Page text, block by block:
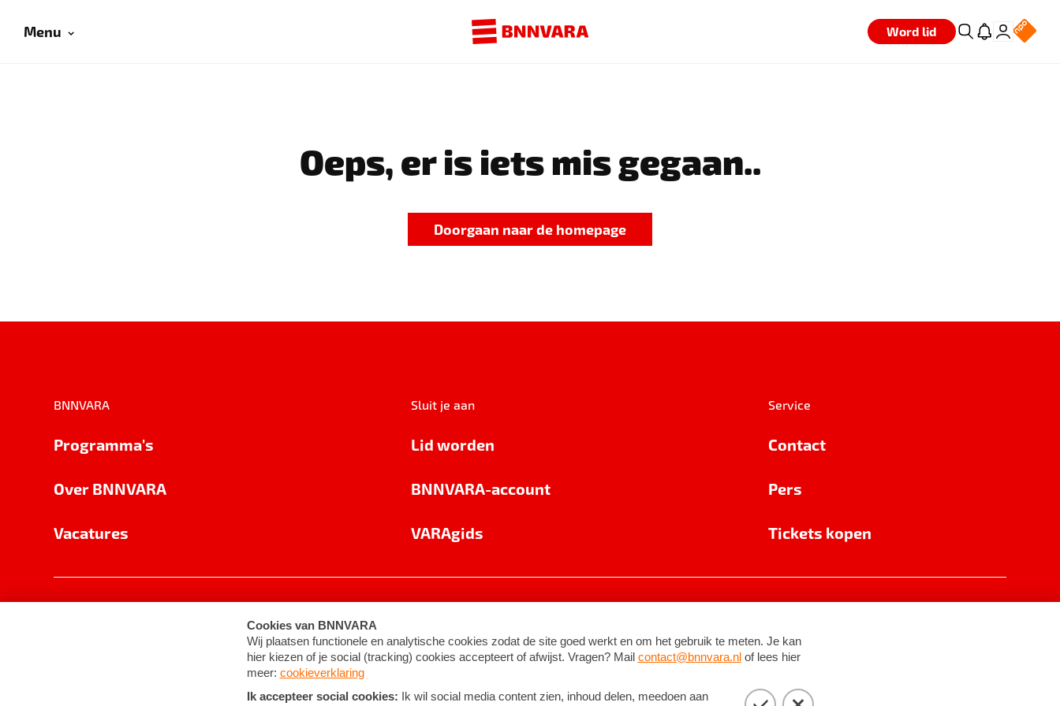
Menu Word lid
Oeps, er is iets mis gegaan..
Doorgaan naar de homepage
BNNVARA
Programma's
Over BNNVARA
Vacatures
Sluit je aan
Lid worden
BNNVARA-account
VARAgids
Service
Contact
Pers
Tickets kopen
Cookie-instellingen Algemene voorwaarden ©2026BNNVARA